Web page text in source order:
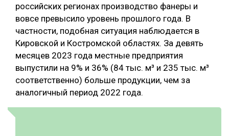
КОМПЛЕКСНАЯ ПЕРЕРАБОТКА
ЛЕСОПИЛЕНИЕ
ДЕРЕВЯННОЕ ДОМОСТРОЕНИЕ
БЕЗОПАСНОЕ ПРОИЗВОДСТВО
российских регионах производство фанеры и
вовсе превысило уровень прошлого года. В
частности, подобная ситуация наблюдается в
Кировской и Костромской областях. За девять
месяцев 2023 года местные предприятия
выпустили на 9% и 36% (84 тыс. м³ и 235 тыс. м³
соответственно) больше продукции, чем за
аналогичный период 2022 года.